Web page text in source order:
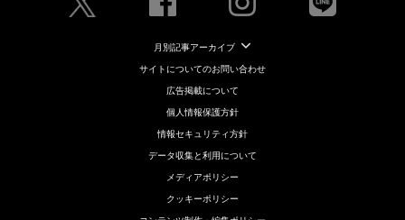
月別記事アーカイブ
サイトについてのお問い合わせ
広告掲載について
個人情報保護方針
情報セキュリティ方針
データ収集と利用について
メディアポリシー
クッキーポリシー